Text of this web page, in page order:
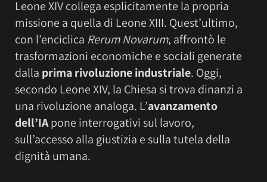
Leone XIV collega esplicitamente la propria
missione a quella di Leone XIII. Quest’ultimo,
con l’enciclica Rerum Novarum, affrontò le
trasformazioni economiche e sociali generate
dalla prima rivoluzione industriale. Oggi,
secondo Leone XIV, la Chiesa si trova dinanzi a
una rivoluzione analoga. L’avanzamento
dell’IApone interrogativi sul lavoro,
sull’accesso alla giustizia e sulla tutela della
dignità umana.